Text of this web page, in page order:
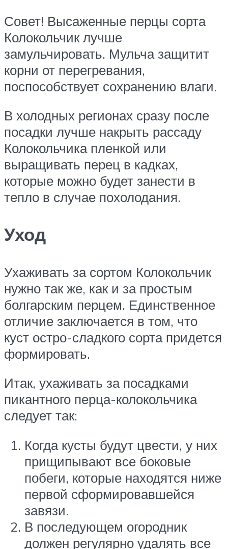
Совет! Высаженные перцы сорта
Колокольчик лучше
замульчировать. Мульча защитит
корни от перегревания,
поспособствует сохранению влаги.
В холодных регионах сразу после
посадки лучше накрыть рассаду
Колокольчика пленкой или
выращивать перец в кадках,
которые можно будет занести в
тепло в случае похолодания.
Уход
Ухаживать за сортом Колокольчик
нужно так же, как и за простым
болгарским перцем. Единственное
отличие заключается в том, что
куст остро-сладкого сорта придется
формировать.
Итак, ухаживать за посадками
пикантного перца-колокольчика
следует так:
Когда кусты будут цвести, у них
прищипывают все боковые
побеги, которые находятся ниже
первой сформировавшейся
завязи.
В последующем огородник
должен регулярно удалять все